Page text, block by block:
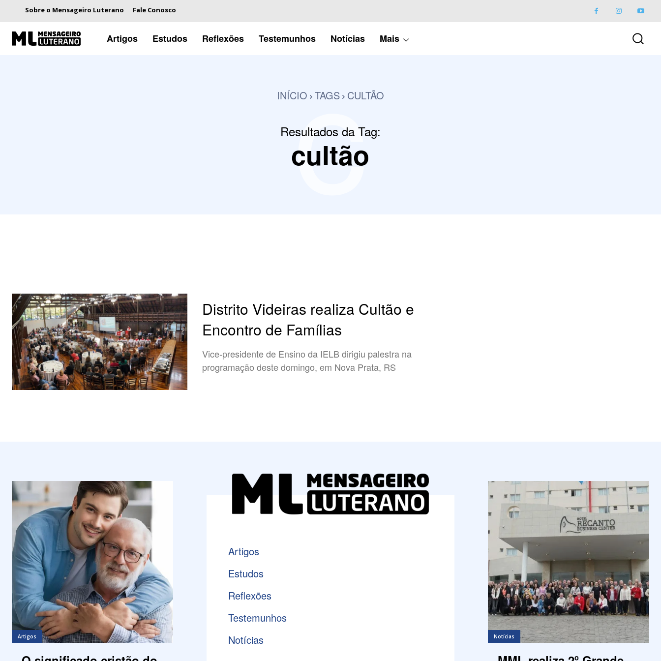
Sobre o Mensageiro Luterano Fale Conosco
Artigos Estudos Reflexões Testemunhos Notícias Mais
INÍCIO TAGS CULTÃO
Resultados da Tag:
cultão
c
Distrito Videiras realiza Cultão e
Encontro de Famílias
Vice-presidente de Ensino da IELB dirigiu palestra na
programação deste domingo, em Nova Prata, RS
Artigos
Artigos
Estudos
Reflexões
Testemunhos
Notícias
Notícias